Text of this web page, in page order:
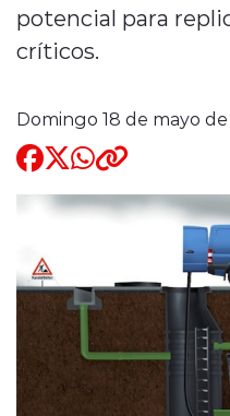
potencial para
críticos.
Domingo 18 de mayo